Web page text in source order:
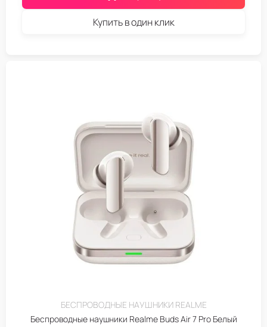
Купить в один клик
БЕСПРОВОДНЫЕ НАУШНИКИ REALME
Беспроводные наушники Realme Buds Air 7 Pro Белый